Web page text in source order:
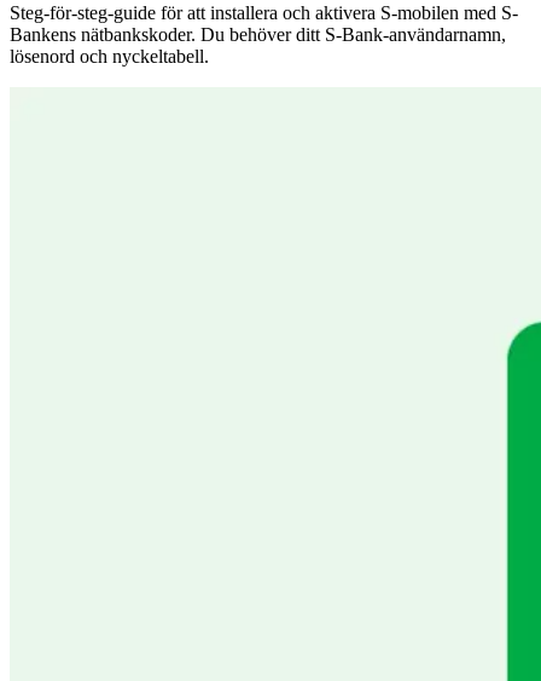
Steg-för-steg-guide för att installera och aktivera S-mobilen med S-
Bankens nätbankskoder. Du behöver ditt S-Bank-användarnamn,
lösenord och nyckeltabell.